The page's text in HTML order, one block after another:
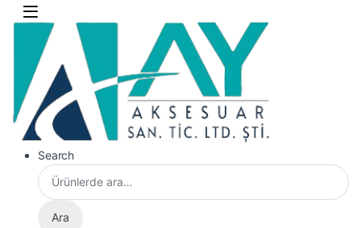
Skip to navigation
Skip to content
Search
Ara:
Ara